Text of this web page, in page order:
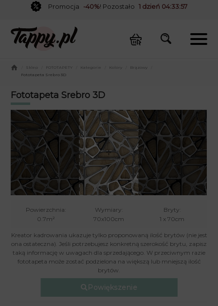
Promocja -40%! Pozostało 1 dzień 04:33:57
Sklep FOTOTAPETY Kategorie Kolory Brązowy
Fototapeta Srebro 3D
Fototapeta Srebro 3D
Powierzchnia:
0.7m²
Wymiary:
70x100cm
Bryty:
1 x 70cm
Kreator kadrowania ukazuje tylko proponowaną ilość brytów (nie jest
ona ostateczna). Jeśli potrzebujesz konkretną szerokość brytu, zapisz
taką informację w uwagach dla sprzedającego. W przeciwnym razie
fototapeta może zostać podzielona na większą lub mniejszą ilość
brytów.
Powiększenie